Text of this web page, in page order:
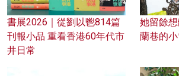
書展2026｜從劉以鬯814篇
刊報小品 重看香港60年代市
井日常
她留餘
蘭巷的